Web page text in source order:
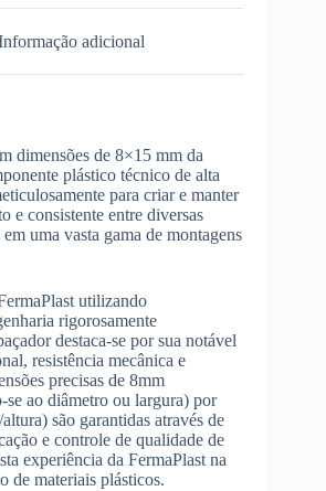
adicional
dimensões de 8×15 mm da
plástico técnico de alta
para criar e manter
e consistente entre diversas
uma vasta gama de montagens
utilizando
rigorosamente
destaca-se por sua notável
resistência mecânica e
precisas de 8mm
se ao diâmetro ou largura) por
são garantidas através de
e controle de qualidade de
experiência da FermaPlast na
de materiais plásticos.